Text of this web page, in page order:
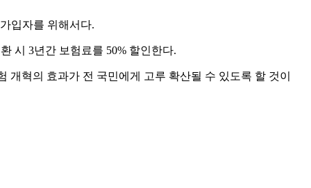
입자를 위해서다.
시 3년간 보험료를 50% 할인한다.
혁의 효과가 전 국민에게 고루 확산될 수 있도록 할 것이